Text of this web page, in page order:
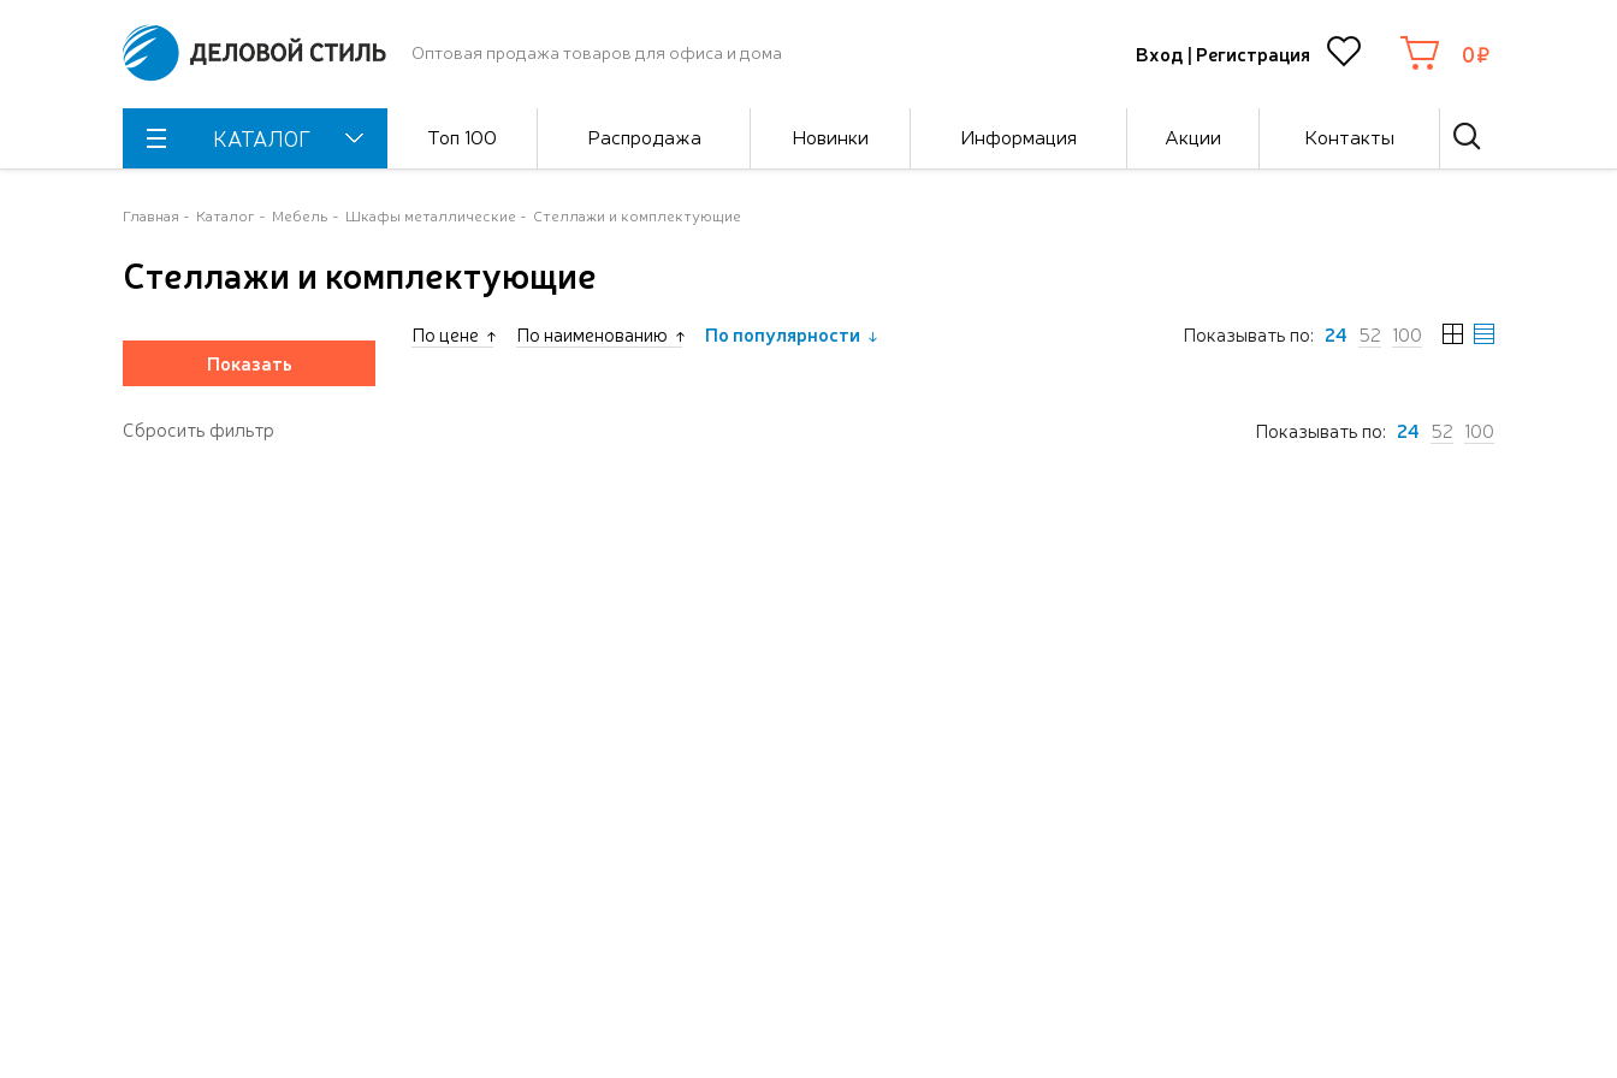
Оптовая продажа товаров для офиса и дома Вход | Регистрация 0
КАТАЛОГ Топ 100 Распродажа Новинки Информация Акции Контакты
Главная Каталог Мебель Шкафы металлические Стеллажи и комплектующие
Стеллажи и комплектующие
По цене По наименованию По популярности Показывать по: 24 52 100
Показывать по: 24 52 100